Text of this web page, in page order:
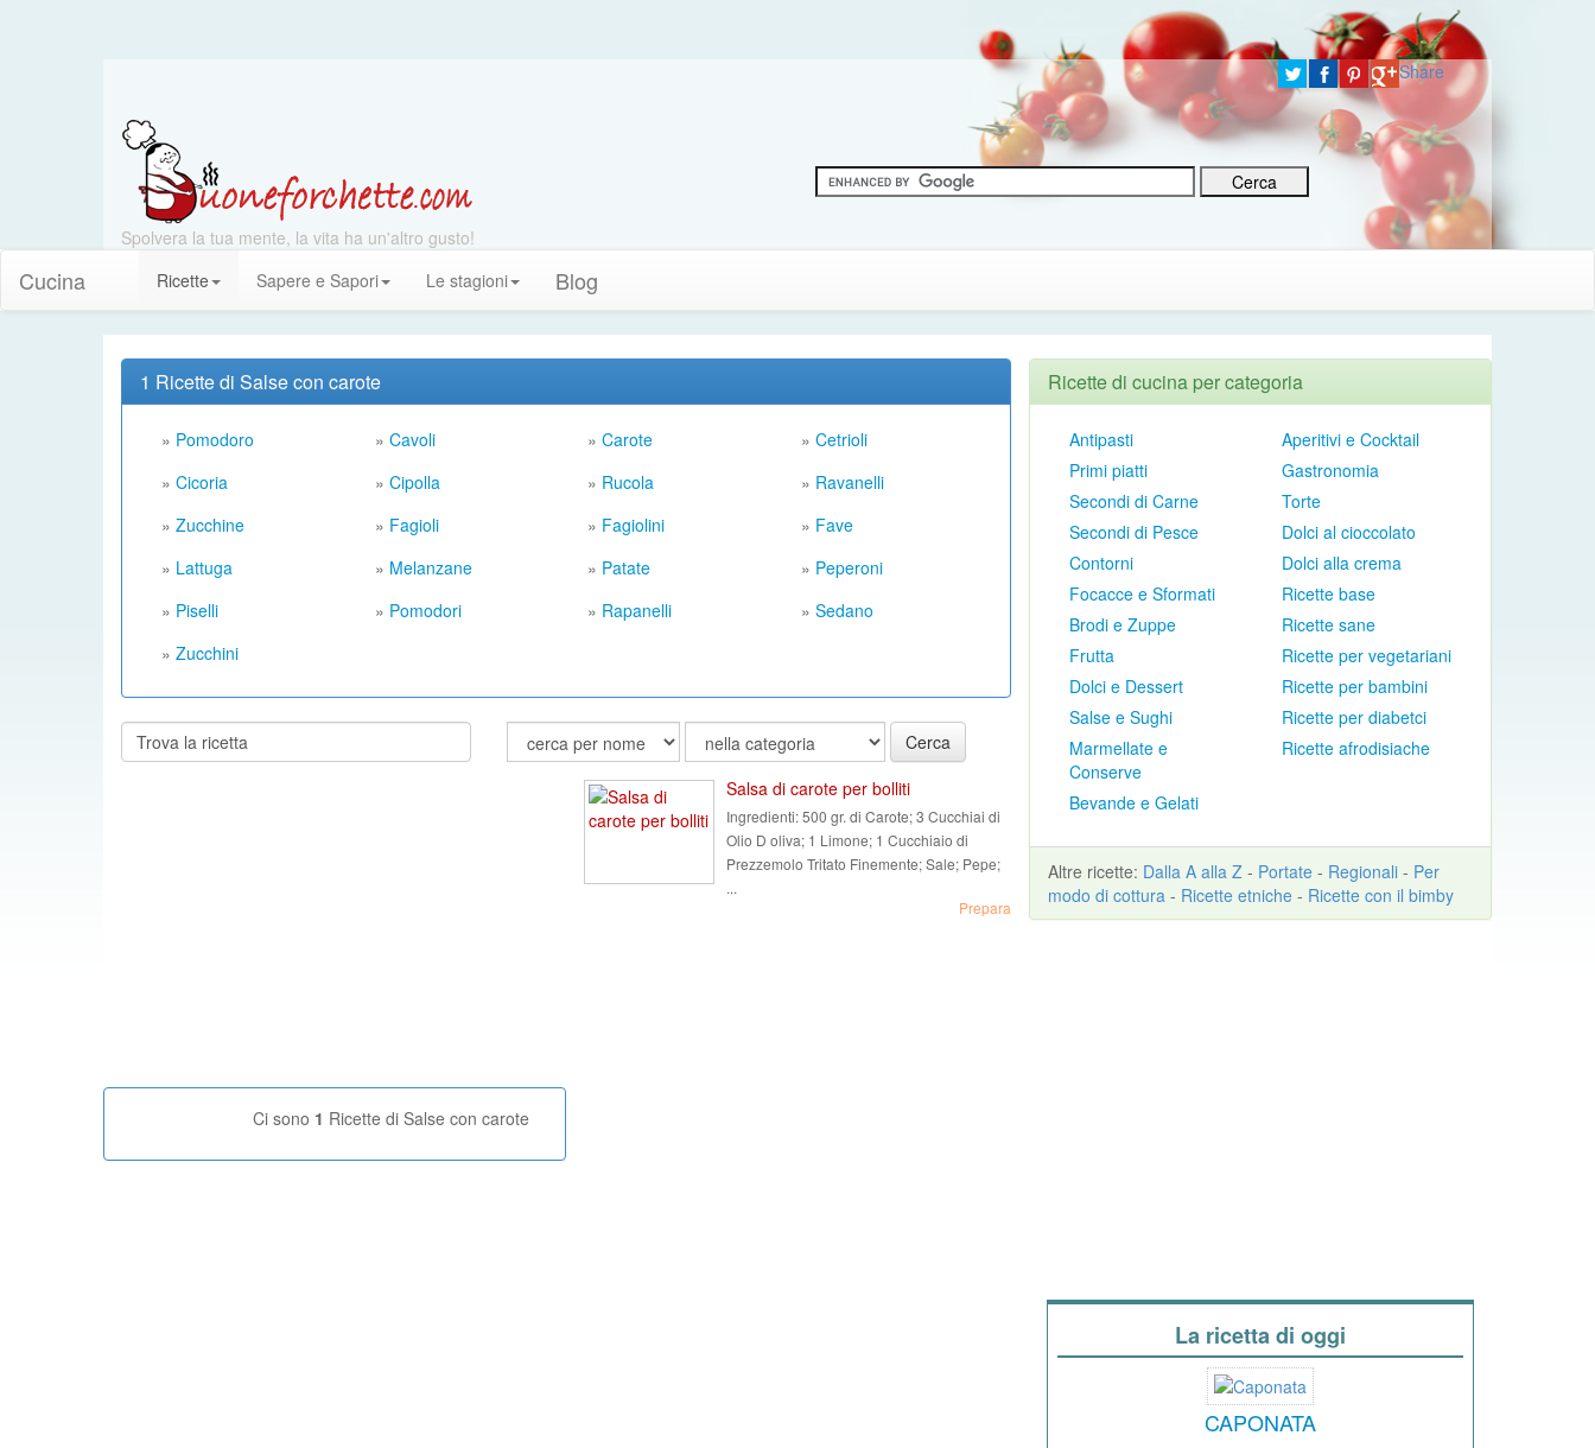
Share
Spolvera la tua mente, la vita ha un'altro gusto!
Cucina Ricette Sapere e Sapori Le stagioni Blog
1 Ricette di Salse con carote
» Pomodoro » Cavoli » Carote » Cetrioli
» Cicoria » Cipolla » Rucola » Ravanelli
» Zucchine » Fagioli » Fagiolini » Fave
» Lattuga » Melanzane » Patate » Peperoni
» Piselli » Pomodori » Rapanelli » Sedano
» Zucchini
Cerca
Cerca
Salsa di carote per bolliti
Ingredienti:500 gr. di Carote; 3 Cucchiai di
Olio D oliva; 1 Limone; 1 Cucchiaio di
Prezzemolo Tritato Finemente; Sale; Pepe;
...
Prepara
Ci sono 1 Ricette di Salse con carote
Ricette di cucina per categoria
Antipasti
Primi piatti
Secondi di Carne
Secondi di Pesce
Contorni
Focacce e Sformati
Brodi e Zuppe
Frutta
Dolci e Dessert
Salse e Sughi
Marmellate e
Conserve
Bevande e Gelati
Aperitivi e Cocktail
Gastronomia
Torte
Dolci al cioccolato
Dolci alla crema
Ricette base
Ricette sane
Ricette per vegetariani
Ricette per bambini
Ricette per diabetci
Ricette afrodisiache
Altre ricette: Dalla A alla Z - Portate - Regionali - Per
modo di cottura - Ricette etniche - Ricette con il bimby
La ricetta di oggi
CAPONATA